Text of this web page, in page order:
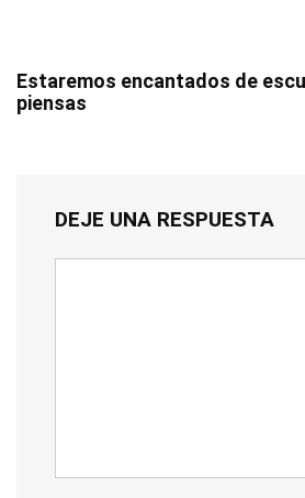
Estaremos encantados de
piensas
DEJE UNA RESPUESTA